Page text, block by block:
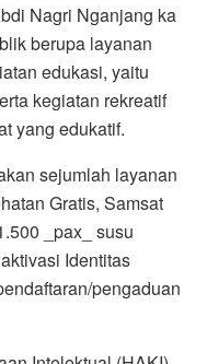
Nagri Nganjang ka
berupa layanan
edukasi, yaitu
kegiatan rekreatif
yang edukatif.
sejumlah layanan
Gratis, Samsat
_pax_ susu
Identitas
pengaduan